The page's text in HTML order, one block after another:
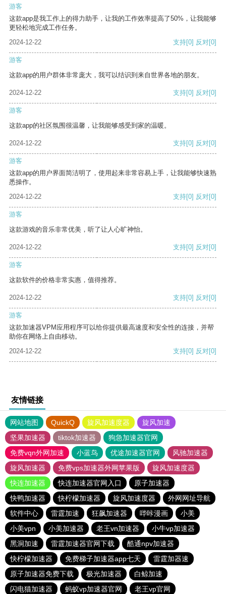
游客
这款app是我工作上的得力助手，让我的工作效率提高了50%，让我能够
更轻松地完成工作任务。
2024-12-22
支持[0] 反对[0]
游客
这款app的用户群体非常庞大，我可以结识到来自世界各地的朋友。
2024-12-22 支持[0] 反对[0]
游客
这款app的社区氛围很温馨，让我能够感受到家的温暖。
2024-12-22 支持[0] 反对[0]
游客
这款app的用户界面简洁明了，使用起来非常容易上手，让我能够快速熟
悉操作。
2024-12-22
支持[0] 反对[0]
游客
这款游戏的音乐非常优美，听了让人心旷神怡。
2024-12-22 支持[0] 反对[0]
游客
这款软件的价格非常实惠，值得推荐。
2024-12-22 支持[0] 反对[0]
游客
这款加速器VPM应用程序可以给你提供最高速度和安全性的连接，并帮
助你在网络上自由移动。
2024-12-22
支持[0] 反对[0]
友情链接
网站地图 QuickQ 旋风加速度器
旋风加速
坚果加速器
tiktok加速器
狗急加速器官网
免费vqn外网加速
小蓝鸟 优途加速器官网
风驰加速器
旋风加速器
免费vps加速器外网苹果版
旋风加速度器
快连加速器
快连加速器官网入口
原子加速器
快鸭加速器
快柠檬加速器 旋风加速度器
外网网址导航
软件中心
雷霆加速 狂飙加速器 哔咔漫画
小美
小美vpn
小美加速器 老王vn加速器
小牛vp加速器
黑洞加速
雷霆加速器官网下载
酷通npv加速器
快柠檬加速器
免费梯子加速器app七天
雷霆加器速
原子加速器免费下载
极光加速器
白鲸加速
闪电猫加速器
蚂蚁vp加速器官网 老王vp官网